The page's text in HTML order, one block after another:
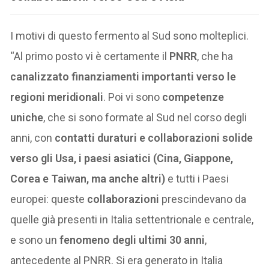
I motivi di questo fermento al Sud sono molteplici.
“Al primo posto vi è certamente il PNRR, che ha
canalizzato finanziamenti importanti verso le
regioni meridionali. Poi vi sono competenze
uniche, che si sono formate al Sud nel corso degli
anni, con contatti duraturi e collaborazioni solide
verso gli Usa, i paesi asiatici (Cina, Giappone,
Corea e Taiwan, ma anche altri) e tutti i Paesi
europei: queste collaborazioni prescindevano da
quelle già presenti in Italia settentrionale e centrale,
e sono un fenomeno degli ultimi 30 anni,
antecedente al PNRR. Si era generato in Italia